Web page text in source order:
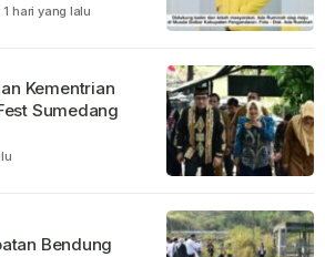
1 hari yang lalu
Kementrian
Sumedang
Bendung